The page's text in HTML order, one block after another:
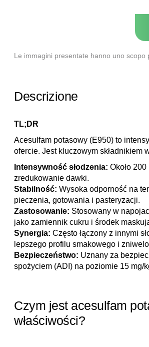
Le immagini presentate hanno uno scopo
Descrizione
TL;DR
Acesulfam potasowy (E950) to
ofercie. Jest kluczowym składnikiem
Intensywność słodzenia: Około
zredukowanie dawki.
Stabilność: Wysoka odporność na
pieczenia, gotowania i pasteryzacji.
Zastosowanie: Stosowany w
jako zamiennik cukru i środek
Synergia: Często łączony z innymi
lepszego profilu smakowego i
Bezpieczeństwo: Uznany za
spożyciem (ADI) na poziomie 15 mg/
Czym jest acesulfam
właściwości?